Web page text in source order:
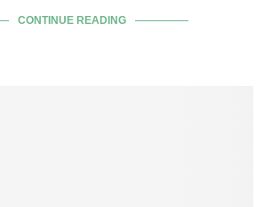
CONTINUE READING